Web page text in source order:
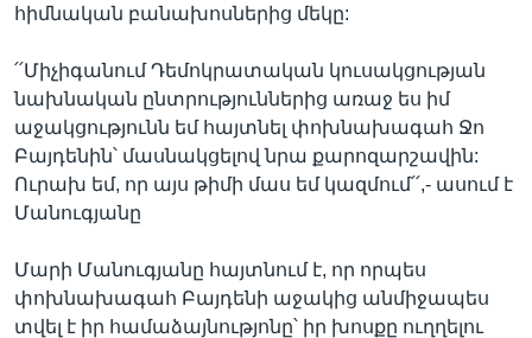
հիմնական բանախոսներից մեկը:
՛՛Միչիգանում Դեմոկրատական կուսակցության
նախնական ընտրություններից առաջ ես իմ
աջակցությունն եմ հայտնել փոխնախագահ Ջո
Բայդենին՝ մասնակցելով նրա քարոզարշավին:
Ուրախ եմ, որ այս թիմի մաս եմ կազմում՛՛,- ասում է
Մանուգյանը
Մարի Մանուգյանը հայտնում է, որ որպես
փոխնախագահ Բայդենի աջակից անմիջապես
տվել է իր համաձայնությոնը՝ իր խոսքը ուղղելու